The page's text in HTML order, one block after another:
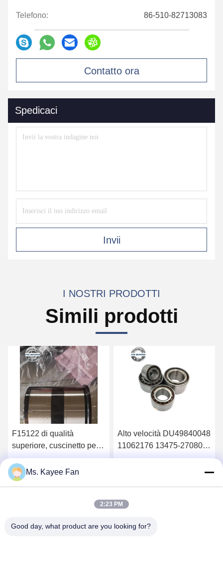
Telefono: 86-510-82713083
Contatto ora
Spedicaci
Invii
I NOSTRI PRODOTTI
Simili prodotti
F15122 di qualità
superiore, cuscinetto per
ruote 90*160*125mm
Ottenga il migliore prezzo
Alto velocità DU49840048
11062176 13475-27080
Cuscinetti di mozzo delle
Ottenga il migliore prezzo
Ms. Kayee Fan
2:23 PM
Good day, what product are you looking for?